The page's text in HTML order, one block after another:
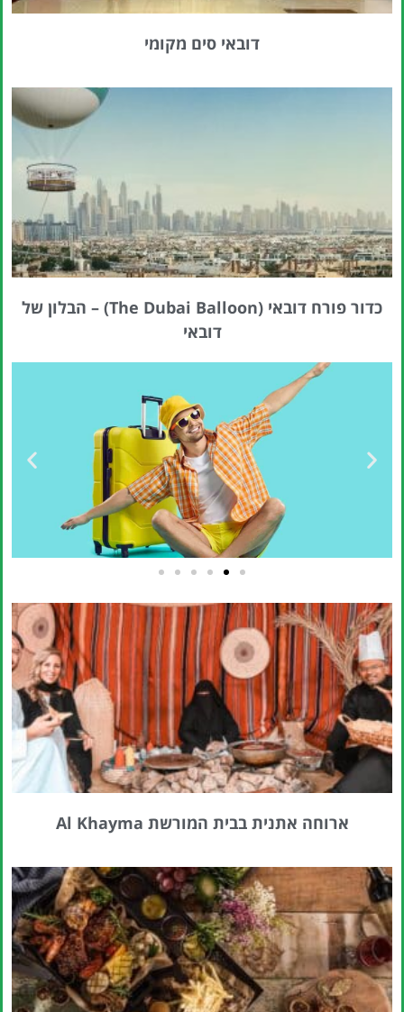
דובאי סים מקומי
כדור פורח דובאי (The Dubai Balloon) – הבלון של
דובאי
מציאת
טיסה זולה?
לחצו
ארוחה אתנית בבית המורשת Al Khayma